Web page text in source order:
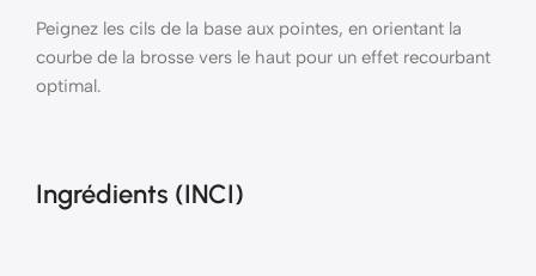
Peignez les cils de la base aux pointes, en orientant la
courbe de la brosse vers le haut pour un effet recourbant
optimal.
Ingrédients (INCI)